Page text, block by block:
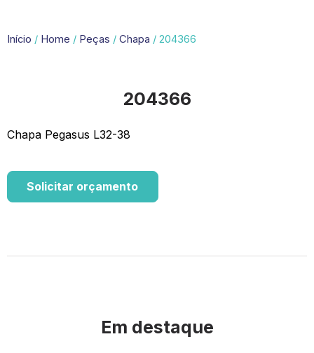
Início / Home / Peças / Chapa / 204366
204366
Chapa Pegasus L32-38
Solicitar orçamento
Em destaque